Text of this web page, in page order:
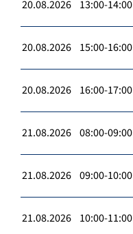
20.08.2026 13:00-14:00
20.08.2026 15:00-16:00
20.08.2026 16:00-17:00
21.08.2026 08:00-09:00
21.08.2026 09:00-10:00
21.08.2026 10:00-11:00